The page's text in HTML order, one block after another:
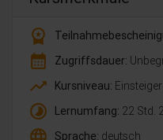
workspace_premium
calendar_month Zugriffsdauer:
trending_up Kursniveau: Einsteiger
timelapse Lernumfang: 22 Std.
Sprache: deutsch